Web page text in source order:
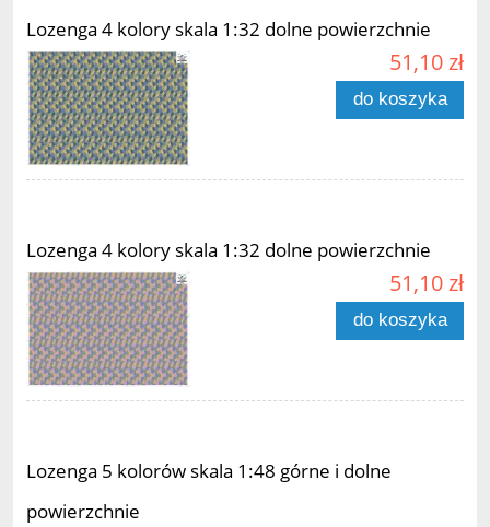
Lozenga 4 kolory skala 1:32 dolne powierzchnie
51,10 zł
do koszyka
Lozenga 4 kolory skala 1:32 dolne powierzchnie
51,10 zł
do koszyka
Lozenga 5 kolorów skala 1:48 górne i dolne
powierzchnie